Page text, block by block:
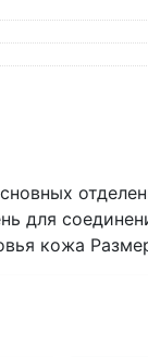
для
кожа